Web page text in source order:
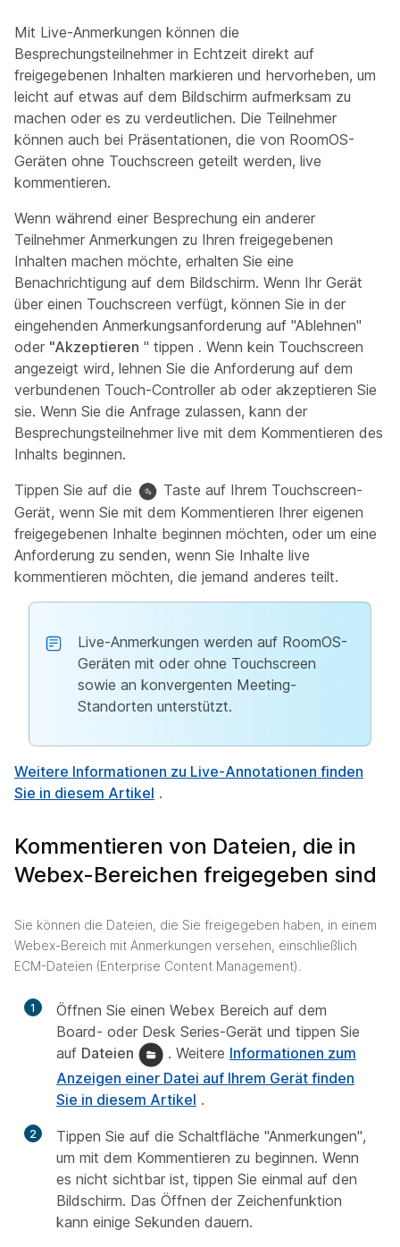
Mit Live-Anmerkungen können die
Besprechungsteilnehmer in Echtzeit direkt auf
freigegebenen Inhalten markieren und hervorheben, um
leicht auf etwas auf dem Bildschirm aufmerksam zu
machen oder es zu verdeutlichen. Die Teilnehmer
können auch bei Präsentationen, die von RoomOS-
Geräten ohne Touchscreen geteilt werden, live
kommentieren.
Wenn während einer Besprechung ein anderer
Teilnehmer Anmerkungen zu Ihren freigegebenen
Inhalten machen möchte, erhalten Sie eine
Benachrichtigung auf dem Bildschirm. Wenn Ihr Gerät
über einen Touchscreen verfügt, können Sie in der
eingehenden Anmerkungsanforderung auf "Ablehnen"
oder "Akzeptieren " tippen . Wenn kein Touchscreen
angezeigt wird, lehnen Sie die Anforderung auf dem
verbundenen Touch-Controller ab oder akzeptieren Sie
sie. Wenn Sie die Anfrage zulassen, kann der
Besprechungsteilnehmer live mit dem Kommentieren des
Inhalts beginnen.
Tippen Sie auf die
Taste auf Ihrem Touchscreen-
Gerät, wenn Sie mit dem Kommentieren Ihrer eigenen
freigegebenen Inhalte beginnen möchten, oder um eine
Anforderung zu senden, wenn Sie Inhalte live
kommentieren möchten, die jemand anderes teilt.
Live-Anmerkungen werden auf RoomOS-
Geräten mit oder ohne Touchscreen
sowie an konvergenten Meeting-
Standorten unterstützt.
Weitere Informationen zu Live-Annotationen finden
Sie in diesem Artikel .
Kommentieren von Dateien, die in
Webex-Bereichen freigegeben sind
Sie können die Dateien, die Sie freigegeben haben, in einem
Webex-Bereich mit Anmerkungen versehen, einschließlich
ECM-Dateien (Enterprise Content Management).
1
Öffnen Sie einen Webex Bereich auf dem
Board- oder Desk Series-Gerät und tippen Sie
auf Dateien . Weitere Informationen zum
Anzeigen einer Datei auf Ihrem Gerät finden
Sie in diesem Artikel .
2
Tippen Sie auf die Schaltfläche "Anmerkungen",
um mit dem Kommentieren zu beginnen. Wenn
es nicht sichtbar ist, tippen Sie einmal auf den
Bildschirm. Das Öffnen der Zeichenfunktion
kann einige Sekunden dauern.